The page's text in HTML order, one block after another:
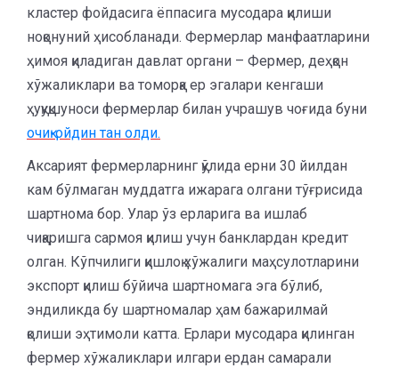
кластер фойдасига ёппасига мусодара қилиши
ноқонуний ҳисобланади. Фермерлар манфаатларини
ҳимоя қиладиган давлат органи – Фермер, деҳқон
хўжаликлари ва томорқа ер эгалари кенгаши
ҳуқуқшуноси фермерлар билан учрашув чоғида буни
очиқ-ойдин тан олди.
Аксарият фермерларнинг қўлида ерни 30 йилдан
кам бўлмаган муддатга ижарага олгани тўғрисида
шартнома бор. Улар ўз ерларига ва ишлаб
чиқаришга сармоя қилиш учун банклардан кредит
олган. Кўпчилиги қишлоқ хўжалиги маҳсулотларини
экспорт қилиш бўйича шартномага эга бўлиб,
эндиликда бу шартномалар ҳам бажарилмай
қолиши эҳтимоли катта. Ерлари мусодара қилинган
фермер хўжаликлари илгари ердан самарали